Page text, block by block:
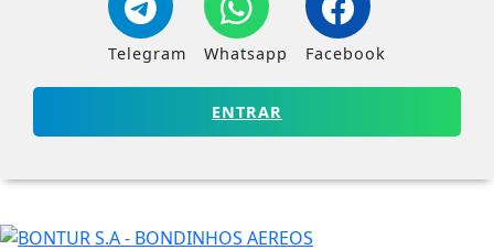
Telegram Whatsapp Facebook
ENTRAR